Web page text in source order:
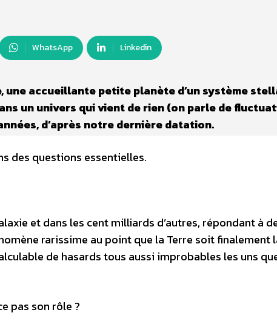
WhatsApp Linkedin
une accueillante petite planète d’un système
un univers qui vient de rien (on parle de
d’après notre dernière datation.
des questions essentielles.
et dans les cent milliards d’autres, répondant à
rarissime au point que la Terre soit finalement
de hasards tous aussi improbables les uns
pas son rôle ?